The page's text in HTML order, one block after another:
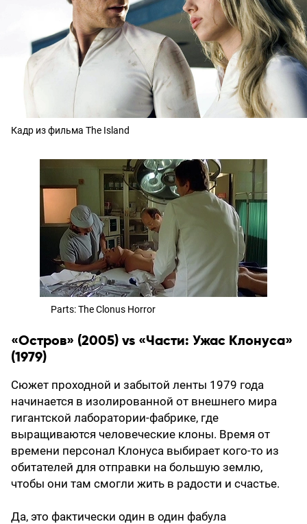
Кадр из фильма The Island
Parts: The Clonus Horror
«Остров» (2005) vs «Части: Ужас Клонуса»
(1979)
Сюжет проходной и забытой ленты 1979 года
начинается в изолированной от внешнего мира
гигантской лаборатории-фабрике, где
выращиваются человеческие клоны. Время от
времени персонал Клонуса выбирает кого-то из
обитателей для отправки на большую землю,
чтобы они там смогли жить в радости и счастье.
Да, это фактически один в один фабула